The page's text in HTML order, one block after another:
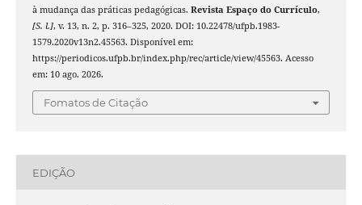
à mudança das práticas pedagógicas. Revista Espaço do Currículo,
[S. l.], v. 13, n. 2, p. 316–325, 2020. DOI: 10.22478/ufpb.1983-
1579.2020v13n2.45563. Disponível em:
https://periodicos.ufpb.br/index.php/rec/article/view/45563. Acesso
em: 10 ago. 2026.
Fomatos de Citação
EDIÇÃO